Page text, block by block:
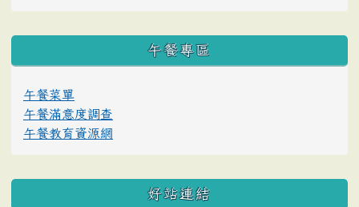
午餐專區
午餐菜單
午餐滿意度調查
午餐教育資源網
好站連結